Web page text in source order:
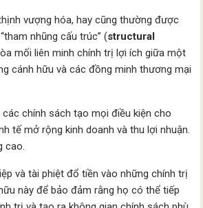
vượng hóa, hay cũng thường được
nhũng cấu trúc” (structural
mối liên minh chính trị lợi ích giữa một
cánh hữu và các đồng minh thương mại
các chính sách tạo mọi điều kiện cho
tế mở rộng kinh doanh và thu lợi nhuận.
cao.
và tài phiệt đổ tiền vào những chính trị
này để bảo đảm rằng họ có thể tiếp